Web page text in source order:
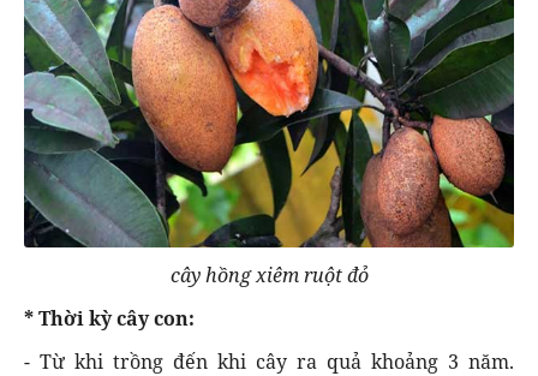
cây hồng xiêm ruột đỏ
* Thời kỳ cây con:
- Từ khi trồng đến khi cây ra quả khoảng 3 năm.